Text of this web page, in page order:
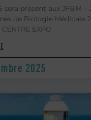
sera présent aux JFBM –
de Biologie Médicale
EXPO
2025